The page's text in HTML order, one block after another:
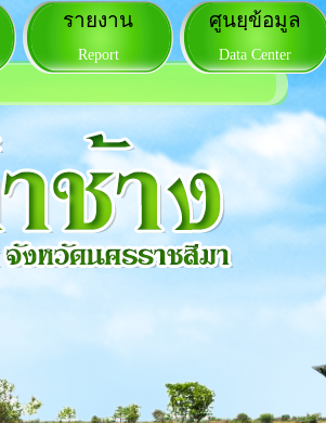
รายงาน
Report
ศูนยฺข้อมูล
Data Center